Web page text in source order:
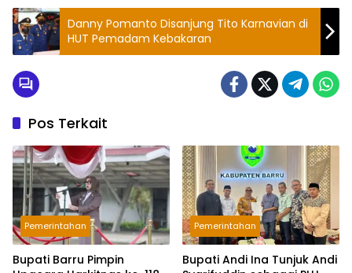
Danny Pomanto Disanjung Tito Karnavian di
HUT Pemadam Kebakaran
Pos Terkait
Pemerintahan
Bupati Barru Pimpin
Pemerintahan
Bupati Andi Ina Tunjuk Andi